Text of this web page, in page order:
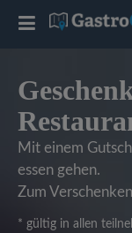
Mit einem
essen gehen.
Zum
* gültig in allen
T
g